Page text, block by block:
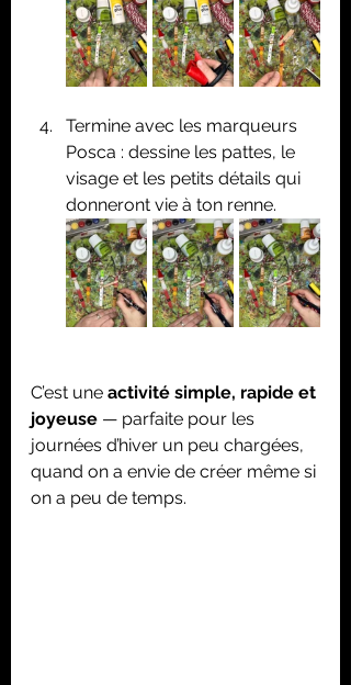
Termine avec les marqueurs
Posca : dessine les pattes, le
visage et les petits détails qui
donneront vie à ton renne.
C’est une activité simple, rapide et
joyeuse — parfaite pour les
journées d’hiver un peu chargées,
quand on a envie de créer même si
on a peu de temps.